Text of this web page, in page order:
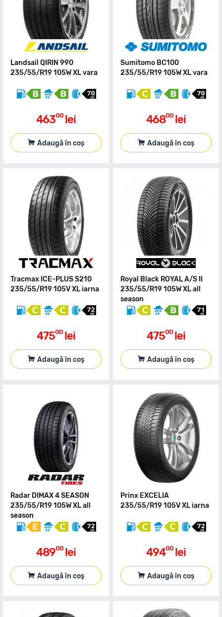
Landsail QIRIN 990
235/55/R19 105W XL vara
46300 lei
Adaugă în coș
Sumitomo BC100
235/55/R19 105W XL vara
46800 lei
Adaugă în coș
Tracmax ICE-PLUS S210
235/55/R19 105V XL iarna
47500 lei
Adaugă în coș
Royal Black ROYAL A/S II
235/55/R19 105W XL all
season
47500 lei
Adaugă în coș
Radar DIMAX 4 SEASON
235/55/R19 105W XL all
season
48900 lei
Adaugă în coș
Prinx EXCELIA
235/55/R19 105V XL iarna
49400 lei
Adaugă în coș